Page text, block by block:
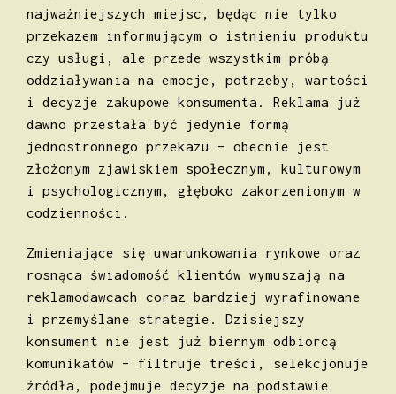
najważniejszych miejsc, będąc nie tylko
przekazem informującym o istnieniu produktu
czy usługi, ale przede wszystkim próbą
oddziaływania na emocje, potrzeby, wartości
i decyzje zakupowe konsumenta. Reklama już
dawno przestała być jedynie formą
jednostronnego przekazu – obecnie jest
złożonym zjawiskiem społecznym, kulturowym
i psychologicznym, głęboko zakorzenionym w
codzienności.
Zmieniające się uwarunkowania rynkowe oraz
rosnąca świadomość klientów wymuszają na
reklamodawcach coraz bardziej wyrafinowane
i przemyślane strategie. Dzisiejszy
konsument nie jest już biernym odbiorcą
komunikatów – filtruje treści, selekcjonuje
źródła, podejmuje decyzje na podstawie